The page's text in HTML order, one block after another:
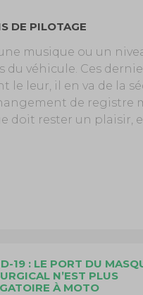
DE PILOTAGE
musique ou un
véhicule. Ces
le leur, il en va de la
de registre
doit rester un plaisir,
19 : LE PORT DU
N’EST PLUS
À MOTO